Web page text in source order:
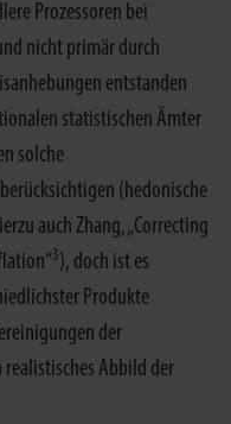
Prozessoren bei
nicht primär durch
entstanden
statistischen Ämter
solche
(hedonische
auch Zhang, „Correcting
3), doch ist es
Produkte
der
Abbild der